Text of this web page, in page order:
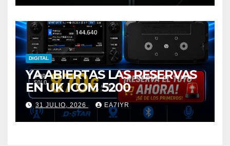
DIGITAL
YA ABIERTAS LAS RESERVAS
EN UK ICOM 5200
31 JULIO, 2026 EA7IYR